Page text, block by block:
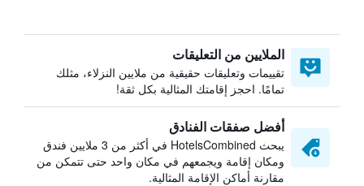
الملايين من التعليقات
تقييمات وتعليقات حقيقية من ملايين النزلاء، مثلك
تمامًا. احجز إقامتك المثالية بكل ثقة!
أفضل صفقات الفنادق
يبحث HotelsCombined في أكثر من 3 ملايين فندق
ومكان إقامة ويجمعهم في مكان واحد حتى تتمكن من
مقارنة أماكن الإقامة المثالية.